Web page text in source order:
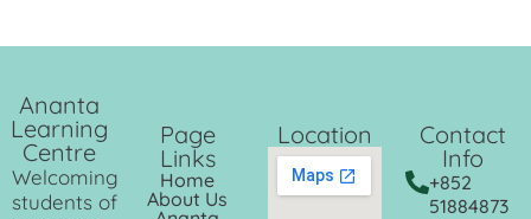
Ananta
Learning
Centre
Welcoming
students of
Page
Links
Home
About Us
Location
Contact
Info
+852
51884873